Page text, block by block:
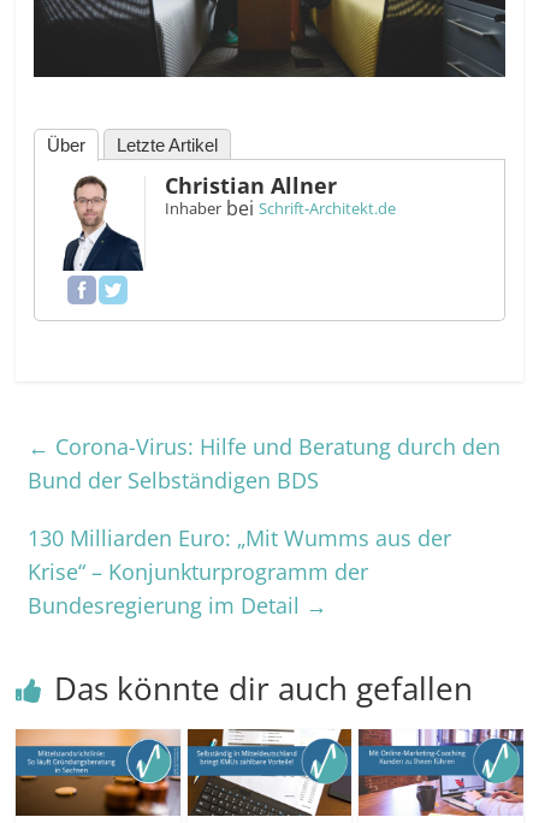
Über Letzte Artikel
Christian Allner
Inhaber beiSchrift-Architekt.de
← Corona-Virus: Hilfe und Beratung durch den
Bund der Selbständigen BDS
130 Milliarden Euro: „Mit Wumms aus der
Krise“ – Konjunkturprogramm der
Bundesregierung im Detail →
Das könnte dir auch gefallen